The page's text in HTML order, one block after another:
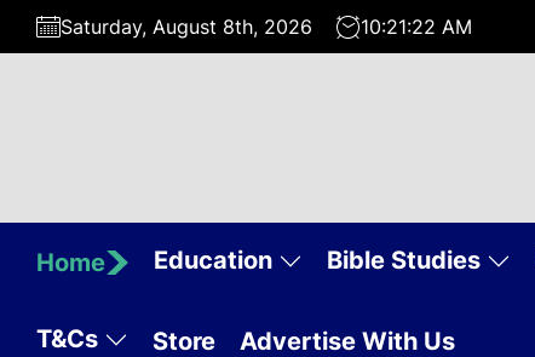
Skip
Saturday, August 8th, 2026 10:21:23 AM
Home Education Bible Studies
T&Cs Store Advertise With Us